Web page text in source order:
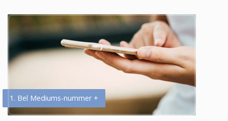
1. Bel Mediums-nummer +